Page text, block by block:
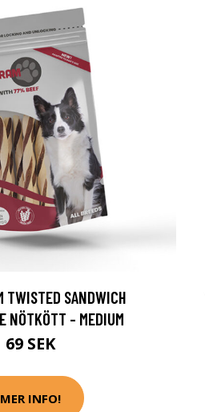
TWISTED SANDWICH
NÖTKÖTT - MEDIUM
69 SEK
MER INFO!